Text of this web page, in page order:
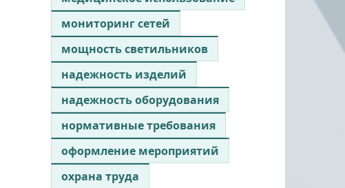
мониторинг сетей
мощность светильников
надежность изделий
надежность оборудования
нормативные требования
оформление мероприятий
охрана труда